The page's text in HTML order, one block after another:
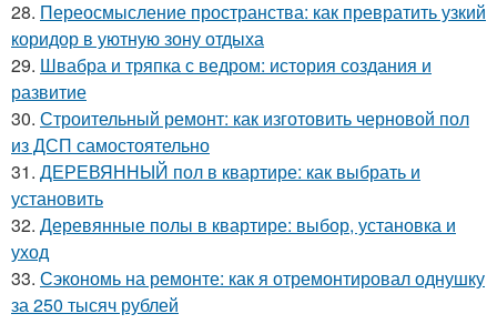
28. Переосмысление пространства: как превратить узкий
коридор в уютную зону отдыха
29. Швабра и тряпка с ведром: история создания и
развитие
30. Строительный ремонт: как изготовить черновой пол
из ДСП самостоятельно
31. ДЕРЕВЯННЫЙ пол в квартире: как выбрать и
установить
32. Деревянные полы в квартире: выбор, установка и
уход
33. Сэкономь на ремонте: как я отремонтировал однушку
за 250 тысяч рублей